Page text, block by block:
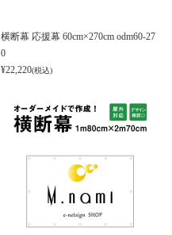
横断幕 応援幕 60cm×270cm odm60-27
0
¥22,220(税込)